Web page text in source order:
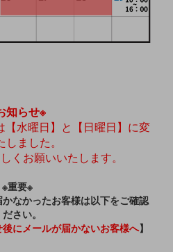
知らせ※
水曜日】と【日曜日】に変
しました。
くお願いいたします。
※重要※
なかったお客様は以下をご確認
ださい。
にメールが届かないお客様へ】